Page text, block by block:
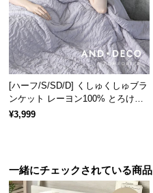
ャ
ン
セ
ル
に
つ
い
て
証
に
[ハーフ/S/SD/D] くしゅくしゅブラ
ンケット レーヨン100% とろける
肌触り
¥3,999
一緒にチェックされている商品